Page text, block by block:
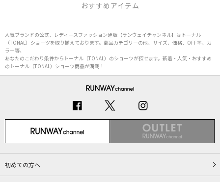
おすすめアイテム
人気ブランドの公式、レディースファッション通販【ランウェイチャンネル】はトーナル
（TONAL）ショーツを取り揃えております。商品カテゴリーの他、サイズ、価格、OFF率、カ
ラー等、
あなたのこだわり条件からトーナル（TONAL）のショーツが探せます。新着・人気・おすすめ
のトーナル（TONAL）ショーツ商品が満載！
初めての方へ